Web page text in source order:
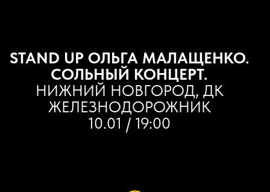
STAND UP ОЛЬГА МАЛАЩЕНКО.
СОЛЬНЫЙ КОНЦЕРТ.
НИЖНИЙ НОВГОРОД, ДК
ЖЕЛЕЗНОДОРОЖНИК
10.01 / 19:00